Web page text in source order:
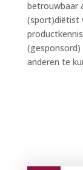
betrouwbaar
(sport)diëtist
anderen te